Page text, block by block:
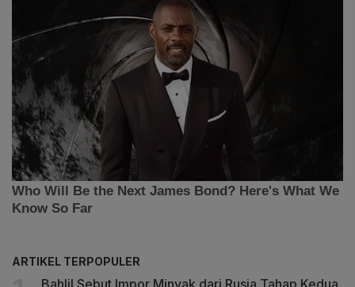
ARTIKEL TERPOPULER